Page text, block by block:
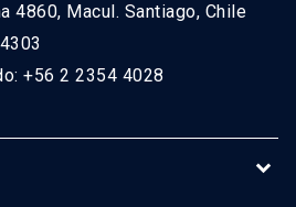
4860, Macul. Santiago, Chile
+56 2 2354 4028